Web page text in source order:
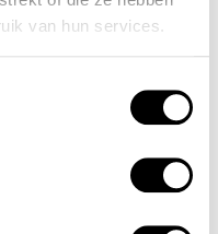
van hun services.
van je woning te
van aansluitingen,
efficiënte werking.